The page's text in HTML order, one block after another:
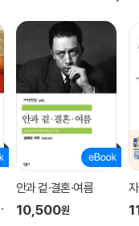
안과 겉·결혼·여름
10,500원